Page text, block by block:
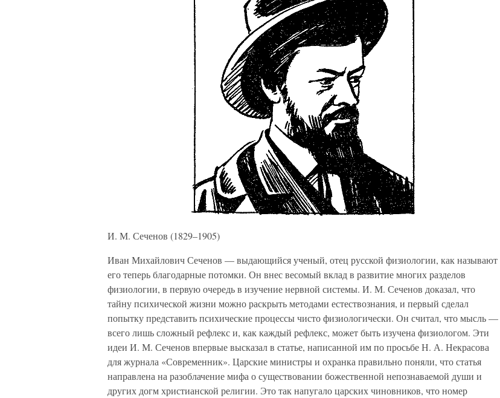
И. М. Сеченов (1829–1905)
Иван Михайлович Сеченов — выдающийся ученый, отец русской физиологии, как называют
его теперь благодарные потомки. Он внес весомый вклад в развитие многих разделов
физиологии, в первую очередь в изучение нервной системы. И. М. Сеченов доказал, что
тайну психической жизни можно раскрыть методами естествознания, и первый сделал
попытку представить психические процессы чисто физиологически. Он считал, что мысль —
всего лишь сложный рефлекс и, как каждый рефлекс, может быть изучена физиологом. Эти
идеи И. М. Сеченов впервые высказал в статье, написанной им по просьбе Н. А. Некрасова
для журнала «Современник». Царские министры и охранка правильно поняли, что статья
направлена на разоблачение мифа о существовании божественной непознаваемой души и
других догм христианской религии. Это так напугало царских чиновников, что номер